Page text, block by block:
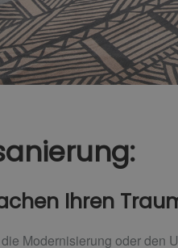
Ihren
Modernisierung oder den